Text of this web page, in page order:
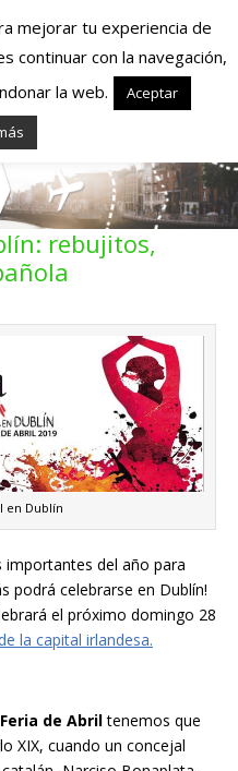
en
en
–
en
estudian y trabajan en
rebujitos,
en Dublín
importantes del año para
podrá celebrarse en Dublín!
el próximo domingo 28
la capital irlandesa.
de Abriltenemos que
XIX, cuando un concejal
mejorar tu experiencia de
continuar con la navegación,
la web.
Aceptar